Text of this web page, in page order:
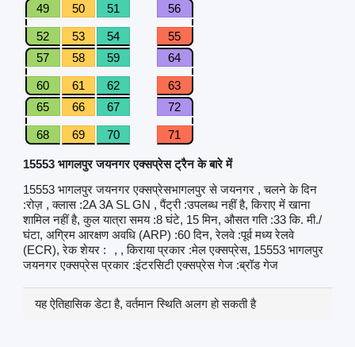
49
50 51 56
52 53 54
55
57
58 59 64
60 61 62
63
65
66 67 72
68 69 70 71
15553 भागलपुर जयनगर एक्सप्रेस ट्रैन के बारे में
15553 भागलपुर जयनगर एक्सप्रेसभागलपुर से जयनगर , चलने के दिन
:रोज़ , क्लास :2A 3A SL GN , पैंट्री :उपलब्ध नहीं है, किराए में खाना
शामिल नहीं है, कुल यात्रा समय :8 घंटे, 15 मिन, औसत गति :33 कि. मी./
घंटा, अग्रिम आरक्षण अवधि (ARP) :60 दिन, रेलवे :पूर्व मध्य रेलवे
(ECR), रेक शेयर :
, , किराया प्रकार :मेल एक्सप्रेस, 15553 भागलपुर
जयनगर एक्सप्रेस प्रकार :इंटरसिटी एक्सप्रेस गेज :ब्रॉड गेज
यह ऐतिहासिक डेटा है, वर्तमान स्थिति अलग हो सकती है